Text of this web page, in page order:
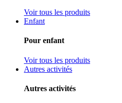
Voir tous les produits
Enfant
Pour enfant
Voir tous les produits
Autres activités
Autres activités